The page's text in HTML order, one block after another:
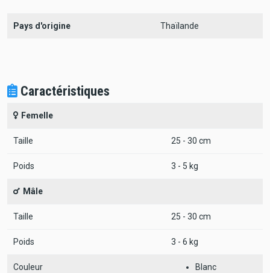
Pays d'origine Thaïlande
Caractéristiques
Femelle
Taille 25 - 30 cm
Poids 3 - 5 kg
Mâle
Taille 25 - 30 cm
Poids 3 - 6 kg
Couleur Blanc